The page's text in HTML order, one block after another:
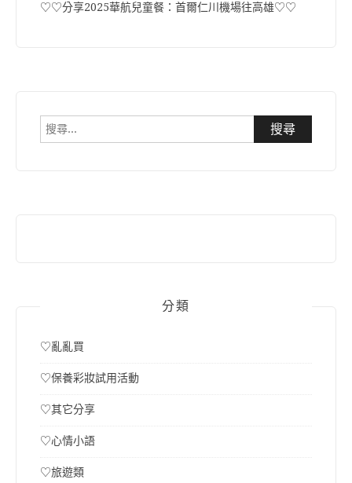
♡♡分享2025華航兒童餐：首爾仁川機場往高雄♡♡
搜
尋
分類
♡亂亂買
♡保養彩妝試用活動
♡其它分享
♡心情小語
♡旅遊類